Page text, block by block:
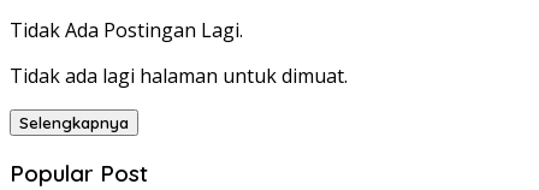
Tidak Ada Postingan Lagi.
Tidak ada lagi halaman untuk dimuat.
Selengkapnya
Popular Post